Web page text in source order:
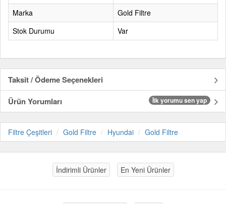
Marka
Gold Filtre
Stok Durumu
Var
Taksit / Ödeme Seçenekleri
Ürün Yorumları
İlk yorumu sen yap
Filtre Çeşitleri Gold Filtre Hyundai Gold Filtre
İndirimli Ürünler En Yeni Ürünler